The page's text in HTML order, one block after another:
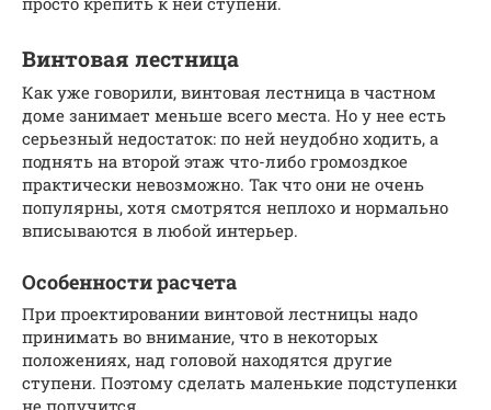
Винтовая лестница
Как уже говорили, винтовая лестница в частном
доме занимает меньше всего места. Но у нее есть
серьезный недостаток: по ней неудобно ходить, а
поднять на второй этаж что-либо громоздкое
практически невозможно. Так что они не очень
популярны, хотя смотрятся неплохо и нормально
вписываются в любой интерьер.
Особенности расчета
При проектировании винтовой лестницы надо
принимать во внимание, что в некоторых
положениях, над головой находятся другие
ступени. Поэтому сделать маленькие подступенки
не получится